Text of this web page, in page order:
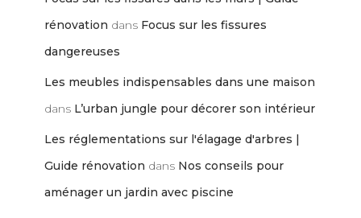
rénovation dans Focus sur les fissures
dangereuses
Les meubles indispensables dans une maison
dans L’urban jungle pour décorer son intérieur
Les réglementations sur l'élagage d'arbres |
Guide rénovation dans Nos conseils pour
aménager un jardin avec piscine